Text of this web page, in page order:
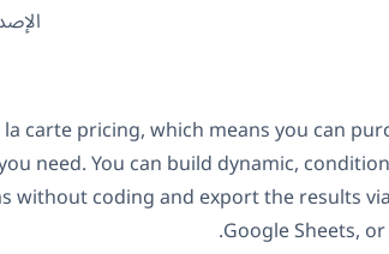
الإصدار
carte pricing, which means you can
need. You can build dynamic,
without coding and export the results
Google Sheets, or